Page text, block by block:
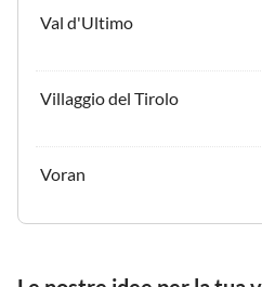
Val d'Ultimo
Villaggio del Tirolo
Voran